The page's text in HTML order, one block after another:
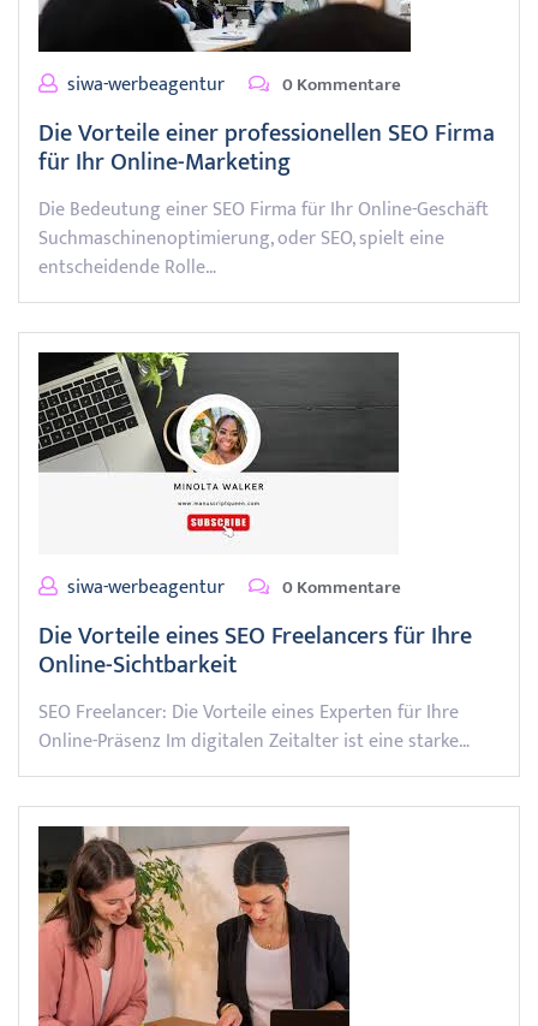
siwa-werbeagentur 0 Kommentare
Die Vorteile einer professionellen SEO Firma
für Ihr Online-Marketing
Die Bedeutung einer SEO Firma für Ihr Online-Geschäft
Suchmaschinenoptimierung, oder SEO, spielt eine
entscheidende Rolle…
siwa-werbeagentur 0 Kommentare
Die Vorteile eines SEO Freelancers für Ihre
Online-Sichtbarkeit
SEO Freelancer: Die Vorteile eines Experten für Ihre
Online-Präsenz Im digitalen Zeitalter ist eine starke…